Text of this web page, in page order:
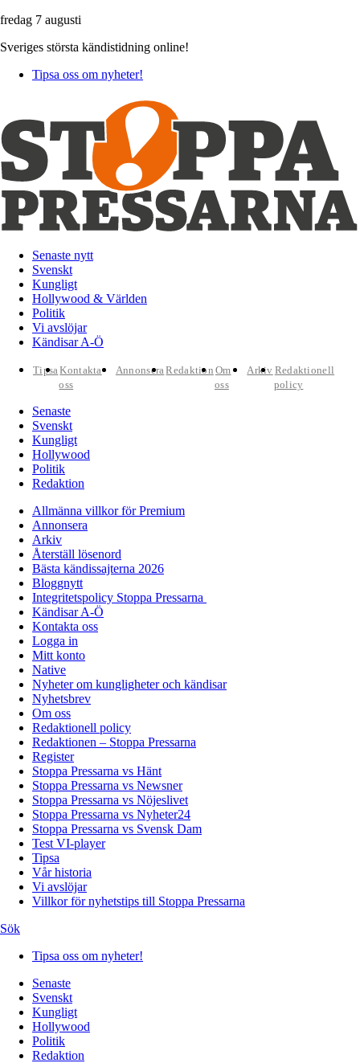
fredag 7 augusti
Sveriges största kändistidning online!
Tipsa oss om nyheter!
Senaste nytt
Svenskt
Kungligt
Hollywood & Världen
Politik
Vi avslöjar
Kändisar A-Ö
TipsaKontakta
oss
AnnonseraRedaktion Om
oss
Arkiv Redaktionell
policy
Senaste
Svenskt
Kungligt
Hollywood
Politik
Redaktion
Allmänna villkor för Premium
Annonsera
Arkiv
Återställ lösenord
Bästa kändissajterna 2026
Bloggnytt
Integritetspolicy Stoppa Pressarna
Kändisar A-Ö
Kontakta oss
Logga in
Mitt konto
Native
Nyheter om kungligheter och kändisar
Nyhetsbrev
Om oss
Redaktionell policy
Redaktionen – Stoppa Pressarna
Register
Stoppa Pressarna vs Hänt
Stoppa Pressarna vs Newsner
Stoppa Pressarna vs Nöjeslivet
Stoppa Pressarna vs Nyheter24
Stoppa Pressarna vs Svensk Dam
Test VI-player
Tipsa
Vår historia
Vi avslöjar
Villkor för nyhetstips till Stoppa Pressarna
Sök
Tipsa oss om nyheter!
Senaste
Svenskt
Kungligt
Hollywood
Politik
Redaktion